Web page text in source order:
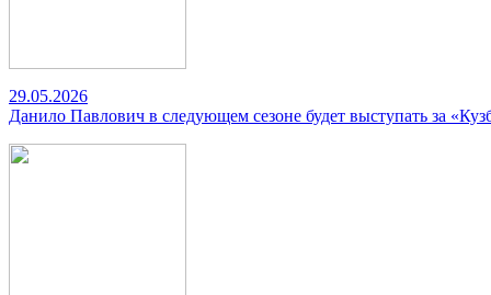
29.05.2026
Данило Павлович в следующем сезоне будет выступать за